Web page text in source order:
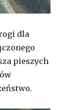
dla
pieszych